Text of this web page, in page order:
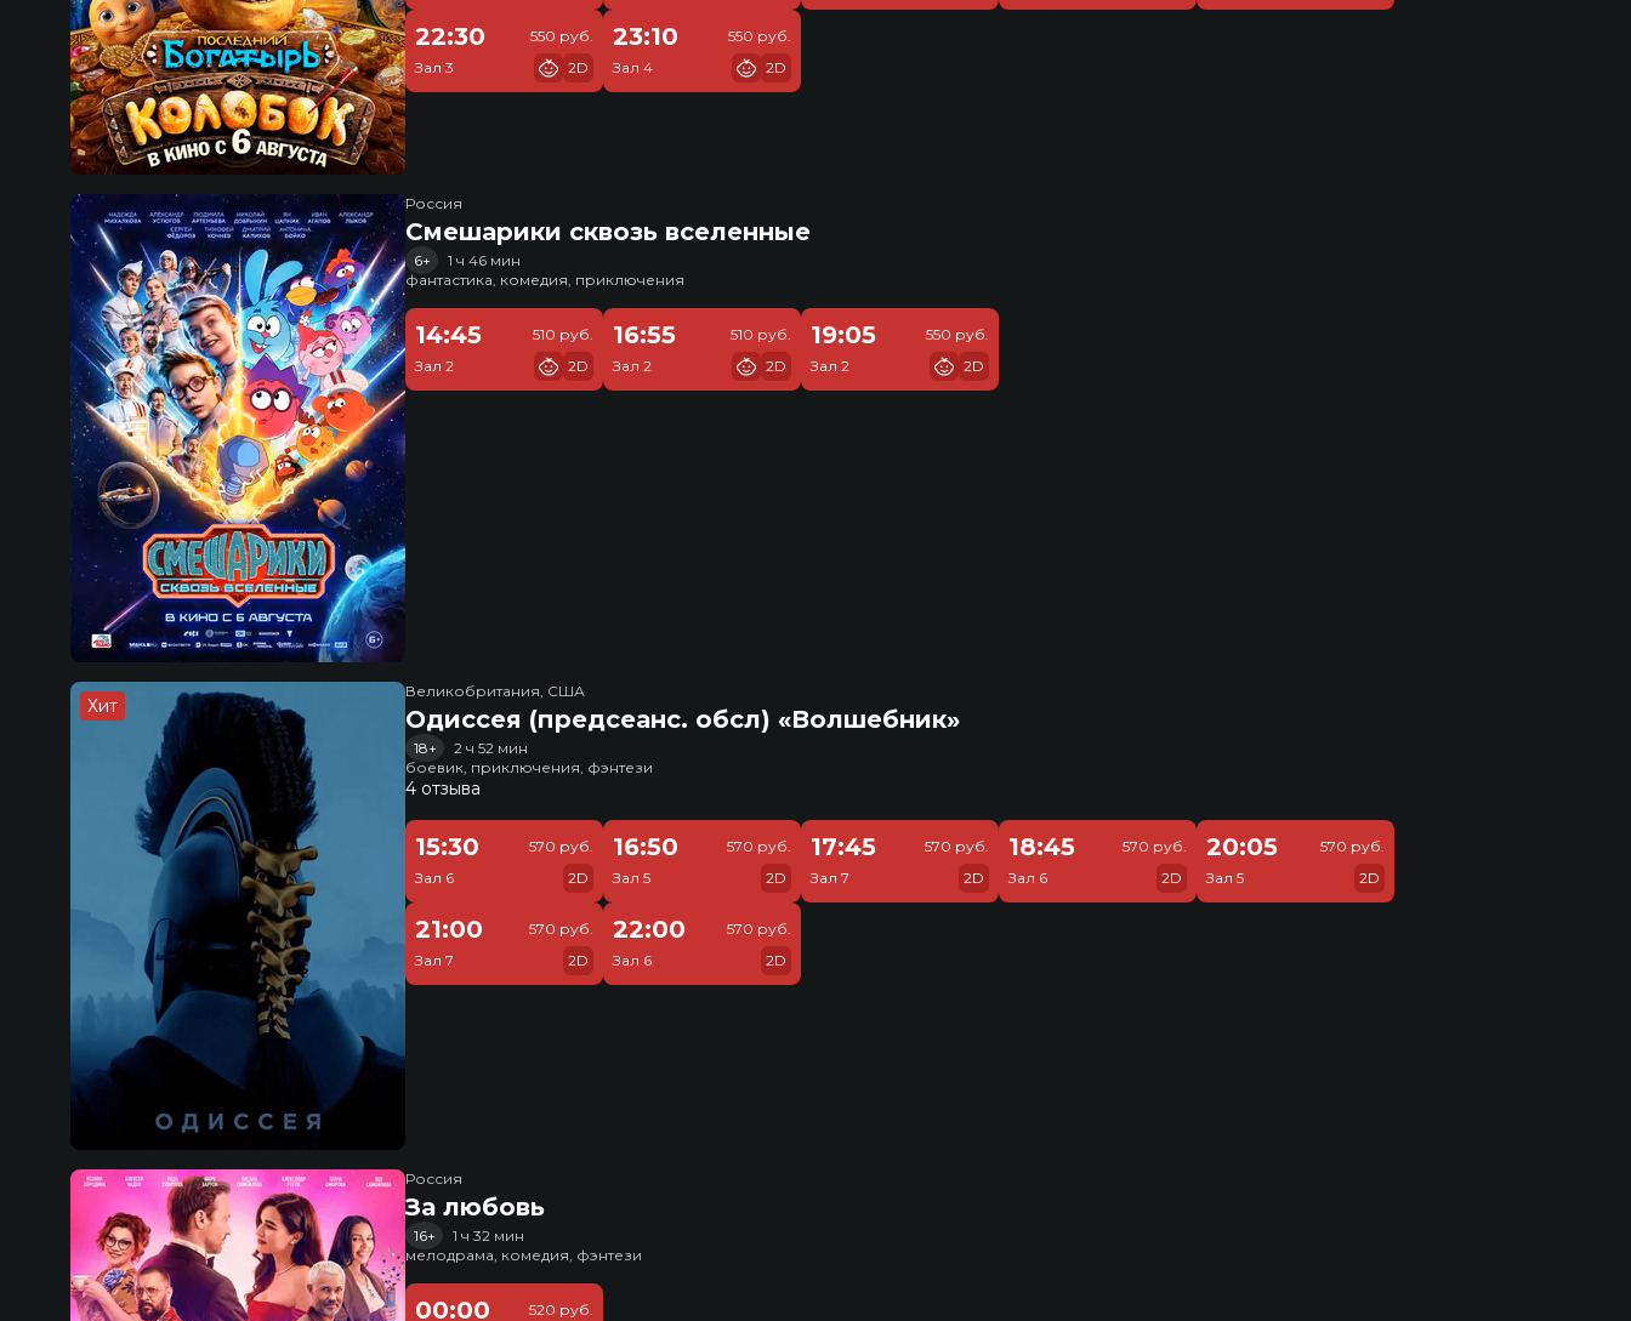
22:30
Зал 3
550 руб.
2D
23:10
Зал 4
550 руб.
2D
Россия
Смешарики сквозь вселенные
6+
1 ч 46 мин
фантастика, комедия, приключения
14:45
Зал 2
510 руб.
2D
16:55
Зал 2
510 руб.
2D
19:05
Зал 2
550 руб.
2D
Хит
Великобритания, США
Одиссея (предсеанс. обсл) «Волшебник»
18+
2 ч 52 мин
боевик, приключения, фэнтези
4 отзыва
15:30
Зал 6
570 руб.
2D
16:50
Зал 5
570 руб.
2D
17:45
Зал 7
570 руб.
2D
18:45
Зал 6
570 руб.
2D
20:05
Зал 5
570 руб.
2D
21:00
Зал 7
570 руб.
2D
22:00
Зал 6
570 руб.
2D
Россия
За любовь
16+
1 ч 32 мин
мелодрама, комедия, фэнтези
00:00
520 руб.